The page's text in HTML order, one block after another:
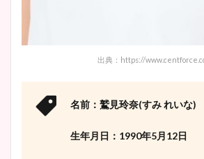
かわい
出典：https://
名前：鷲見玲奈(すみ れいな)
生年月日：1990年5月12日